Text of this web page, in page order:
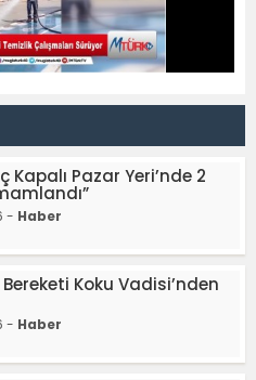
Kapalı Pazar Yeri’nde 2
- Haber
Koku Vadisi’nden
- Haber